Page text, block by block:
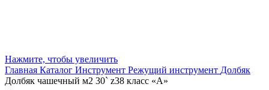
Нажмите, чтобы увеличить
Главная Каталог Инструмент Режущий инструмент Долбяк
Долбяк чашечный м2 30` z38 класс «А»